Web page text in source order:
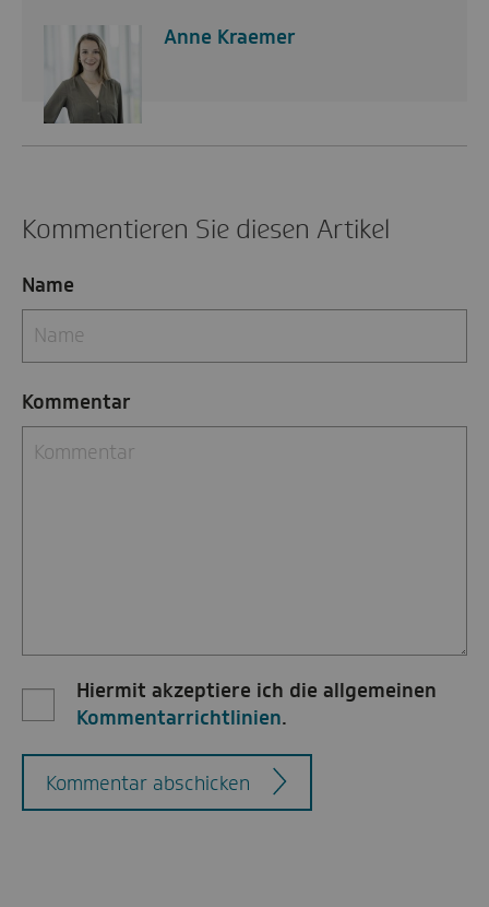
Anne Kraemer
Kommentieren Sie diesen Artikel
Name
Kommentar
Hiermit akzeptiere ich die allgemeinen
Kommentarrichtlinien.
Kommentar abschicken